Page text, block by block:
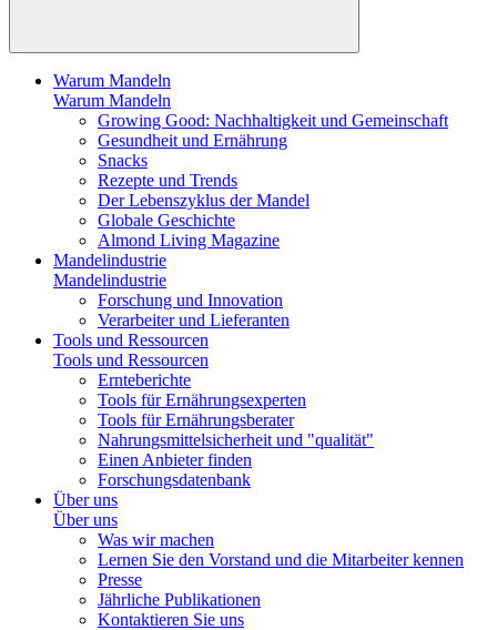
Warum Mandeln
Warum Mandeln
Growing Good: Nachhaltigkeit und Gemeinschaft
Gesundheit und Ernährung
Snacks
Rezepte und Trends
Der Lebenszyklus der Mandel
Globale Geschichte
Almond Living Magazine
Mandelindustrie
Mandelindustrie
Forschung und Innovation
Verarbeiter und Lieferanten
Tools und Ressourcen
Tools und Ressourcen
Ernteberichte
Tools für Ernährungsexperten
Tools für Ernährungsberater
Nahrungsmittelsicherheit und "qualität"
Einen Anbieter finden
Forschungsdatenbank
Über uns
Über uns
Was wir machen
Lernen Sie den Vorstand und die Mitarbeiter kennen
Presse
Jährliche Publikationen
Kontaktieren Sie uns